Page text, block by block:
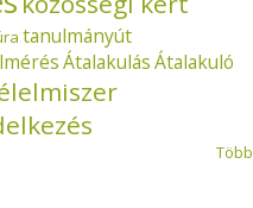
tanulmányút
ÁtalakulásÁtalakuló
Több